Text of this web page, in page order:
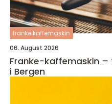
franke kaffemaskin
06. August 2026
Franke-kaffemaskin
i Bergen